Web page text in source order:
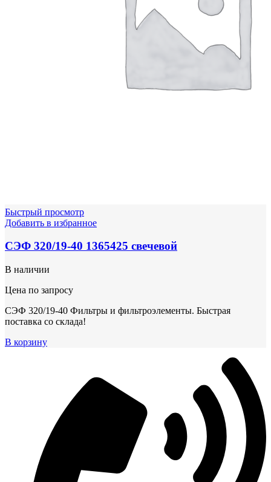
Быстрый просмотр
Добавить в избранное
СЭФ 320/19-40 1365425 свечевой
В наличии
Цена по запросу
СЭФ 320/19-40 Фильтры и фильтроэлементы. Быстрая
поставка со склада!
В корзину